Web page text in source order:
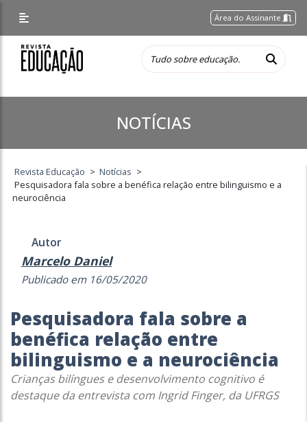
Área do Assinante
NOTÍCIAS
Revista Educação > Notícias >
Pesquisadora fala sobre a benéfica relação entre bilinguismo e a
neurociência
Autor
Marcelo Daniel
Publicado em 16/05/2020
Pesquisadora fala sobre a
benéfica relação entre
bilinguismo e a neurociência
Crianças bilíngues e desenvolvimento cognitivo é
destaque da entrevista com Ingrid Finger, da UFRGS